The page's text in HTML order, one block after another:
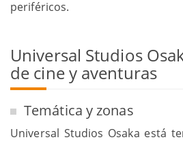
periféricos.
Universal Studios
de cine y aventuras
Temática y zonas
Universal Studios Osaka está